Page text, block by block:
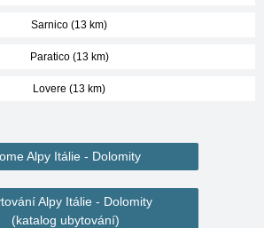
Sarnico (13 km)
Paratico (13 km)
Lovere (13 km)
Alpy Itálie - Dolomity
Alpy Itálie - Dolomity
(katalog ubytování)